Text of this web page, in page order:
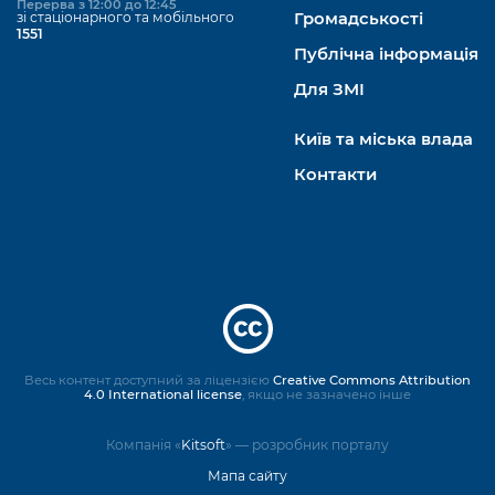
Перерва з 12:00 до 12:45
зі стаціонарного та мобільного
1551
Громадськості
Публічна інформація
Для ЗМІ
Київ та міська влада
Контакти
Компанія «Kitsoft» — розробник порталу
Мапа сайту
Весь контент доступний за ліцензією Creative Commons Attribution
4.0 International license, якщо не зазначено інше